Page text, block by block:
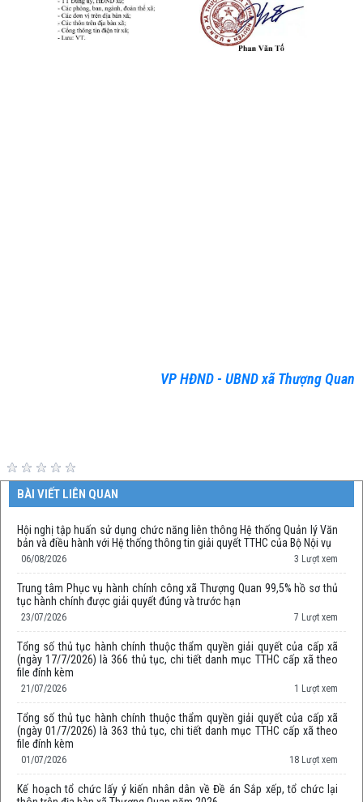
VP HĐND - UBND xã Thượng Quan
BÀI VIẾT LIÊN QUAN
Hội nghị tập huấn sử dụng chức năng liên thông Hệ thống Quản lý Văn
bản và điều hành với Hệ thống thông tin giải quyết TTHC của Bộ Nội vụ
06/08/2026 3 Lượt xem
Trung tâm Phục vụ hành chính công xã Thượng Quan 99,5% hồ sơ thủ
tục hành chính được giải quyết đúng và trước hạn
23/07/2026 7 Lượt xem
Tổng số thủ tục hành chính thuộc thẩm quyền giải quyết của cấp xã
(ngày 17/7/2026) là 366 thủ tục, chi tiết danh mục TTHC cấp xã theo
file đính kèm
21/07/2026 1 Lượt xem
Tổng số thủ tục hành chính thuộc thẩm quyền giải quyết của cấp xã
(ngày 01/7/2026) là 363 thủ tục, chi tiết danh mục TTHC cấp xã theo
file đính kèm
01/07/2026 18 Lượt xem
Kế hoạch tổ chức lấy ý kiến nhân dân về Đề án Sắp xếp, tổ chức lại